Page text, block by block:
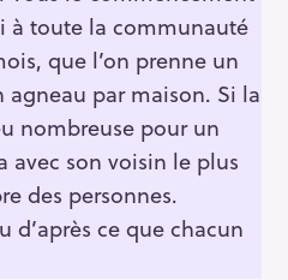
à toute la communauté
que l’on prenne un
par maison. Si la
nombreuse pour un
avec son voisin le plus
des personnes.
d’après ce que chacun